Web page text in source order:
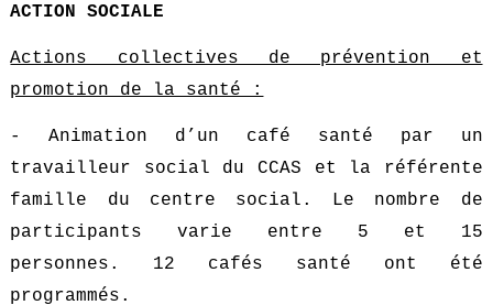
ACTION SOCIALE
Actions collectives de prévention et
promotion de la santé :
- Animation d’un café santé par un
travailleur social du CCAS et la référente
famille du centre social. Le nombre de
participants varie entre 5 et 15
personnes. 12 cafés santé ont été
programmés.